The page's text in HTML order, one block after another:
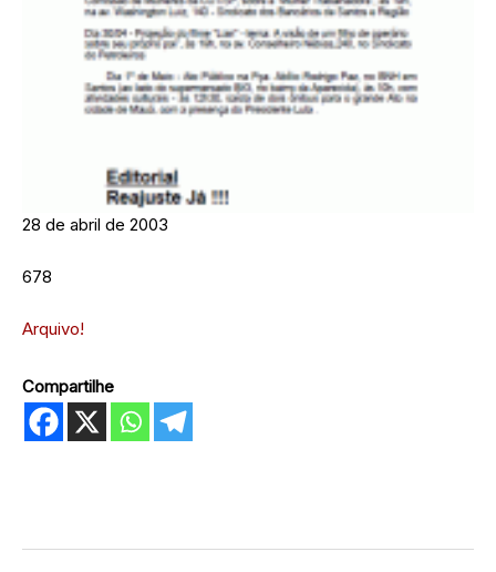
28 de abril de 2003
678
Arquivo!
Compartilhe